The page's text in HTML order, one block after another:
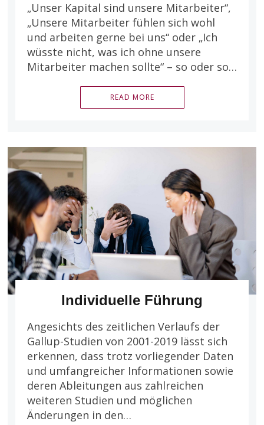
„Unser Kapital sind unsere Mitarbeiter“,
„Unsere Mitarbeiter fühlen sich wohl
und arbeiten gerne bei uns“ oder „Ich
wüsste nicht, was ich ohne unsere
Mitarbeiter machen sollte“ – so oder so…
READ MORE
Individuelle Führung
Angesichts des zeitlichen Verlaufs der
Gallup-Studien von 2001-2019 lässt sich
erkennen, dass trotz vorliegender Daten
und umfangreicher Informationen sowie
deren Ableitungen aus zahlreichen
weiteren Studien und möglichen
Änderungen in den…